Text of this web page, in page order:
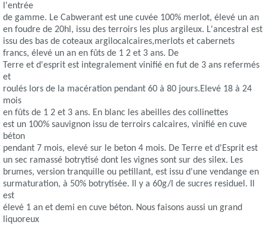
l'entrée
de gamme. Le Cabwerant est une cuvée 100% merlot, élevé un an
en foudre de 20hl, issu des terroirs les plus argileux. L'ancestral est
issu des bas de coteaux argilocalcaires,merlots et cabernets
francs, élevé un an en fûts de 1 2 et 3 ans. De
Terre et d'esprit est integralement vinifié en fut de 3 ans refermés
et
roulés lors de la macération pendant 60 à 80 jours.Elevé 18 à 24
mois
en fûts de 1 2 et 3 ans. En blanc les abeilles des collinettes
est un 100% sauvignon issu de terroirs calcaires, vinifié en cuve
béton
pendant 7 mois, elevé sur le beton 4 mois. De Terre et d'Esprit est
un sec ramassé botrytisé dont les vignes sont sur des silex. Les
brumes, version tranquille ou petillant, est issu d'une vendange en
surmaturation, à 50% botrytisée. Il y a 60g/l de sucres residuel. Il
est
élevé 1 an et demi en cuve béton. Nous faisons aussi un grand
liquoreux